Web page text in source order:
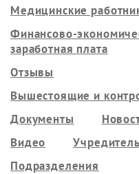
Медицинские
Финансово-
заработная плата
Отзывы
Вышестоящие и
Документы
Видео
Подразделения